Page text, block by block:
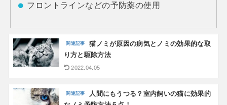
フロントラインなどの予防薬の使用
猫ノミが原因の病気とノミの効果的な取
り方と駆除方法
2022.04.05
人間にもうつる？室内飼いの猫に効果的